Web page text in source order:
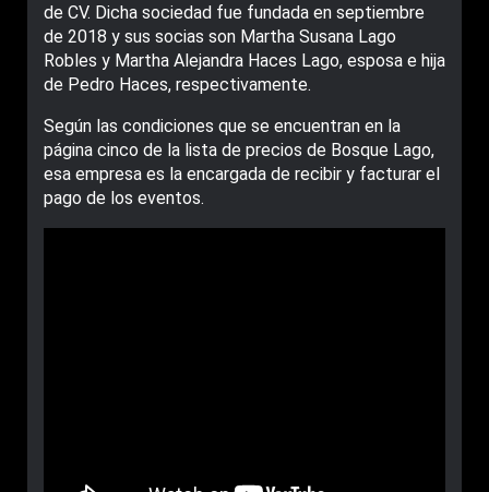
de CV. Dicha sociedad fue fundada en septiembre
de 2018 y sus socias son Martha Susana Lago
Robles y Martha Alejandra Haces Lago, esposa e hija
de Pedro Haces, respectivamente.
Según las condiciones que se encuentran en la
página cinco de la lista de precios de Bosque Lago,
esa empresa es la encargada de recibir y facturar el
pago de los eventos.